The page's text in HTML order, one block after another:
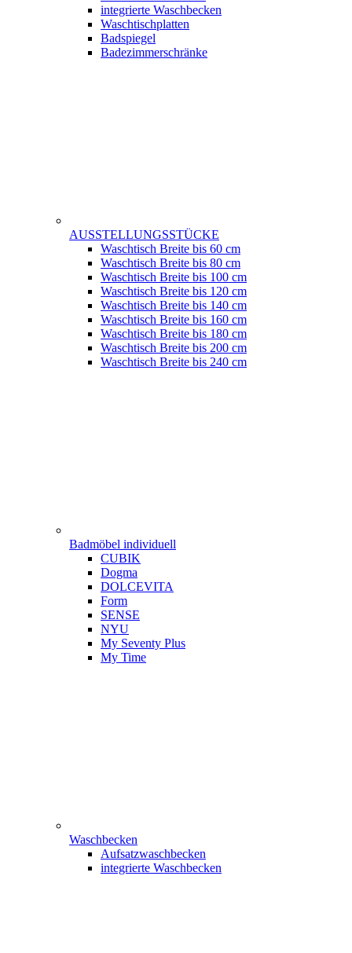
integrierte Waschbecken
Waschtischplatten
Badspiegel
Badezimmerschränke
AUSSTELLUNGSSTÜCKE
Waschtisch Breite bis 60 cm
Waschtisch Breite bis 80 cm
Waschtisch Breite bis 100 cm
Waschtisch Breite bis 120 cm
Waschtisch Breite bis 140 cm
Waschtisch Breite bis 160 cm
Waschtisch Breite bis 180 cm
Waschtisch Breite bis 200 cm
Waschtisch Breite bis 240 cm
Badmöbel individuell
CUBIK
Dogma
DOLCEVITA
Form
SENSE
NYU
My Seventy Plus
My Time
Waschbecken
Aufsatzwaschbecken
integrierte Waschbecken